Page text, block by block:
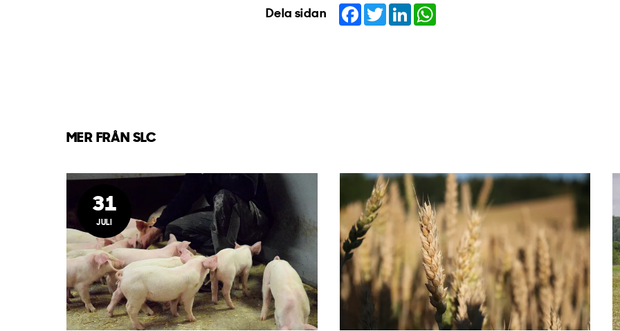
Dela sidan Facebook
TwitterLinkedIn
MER FRÅN SLC
31
JULI